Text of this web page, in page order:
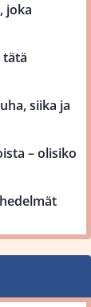
joka
siika ja
– olisiko